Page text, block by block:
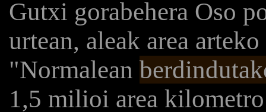
Gutxi gorabehera Oso
urtean, aleak area
"Normalean
1,5 milioi area